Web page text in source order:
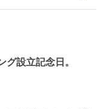
グ設立記念日。